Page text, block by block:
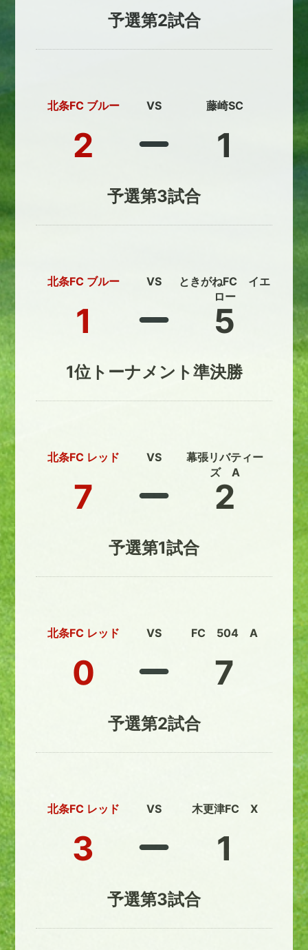
予選第2試合
北条FC ブルー
2
VS 藤崎SC
1
予選第3試合
北条FC ブルー
1
VS
ときがねFC イエ
ロー
5
1位トーナメント準決勝
北条FC レッド
7
VS
幕張リバティー
ズ A
2
予選第1試合
北条FC レッド
0
VS FC 504 A
7
予選第2試合
北条FC レッド
3
VS 木更津FC X
1
予選第3試合